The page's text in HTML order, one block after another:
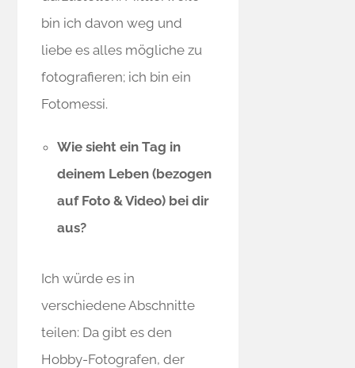
bin ich davon weg und
liebe es alles mögliche zu
fotografieren; ich bin ein
Fotomessi.
Wie sieht ein Tag in
deinem Leben (bezogen
auf Foto & Video) bei dir
aus?
Ich würde es in
verschiedene Abschnitte
teilen: Da gibt es den
Hobby-Fotografen, der